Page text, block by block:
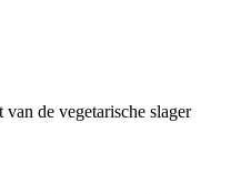
de vegetarische slager